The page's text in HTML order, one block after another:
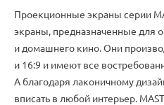
Проекционные экраны серии
экраны, предназначенные для
и домашнего кино. Они
и 16:9 и имеют все
А благодаря лаконичному
вписать в любой интерьер.